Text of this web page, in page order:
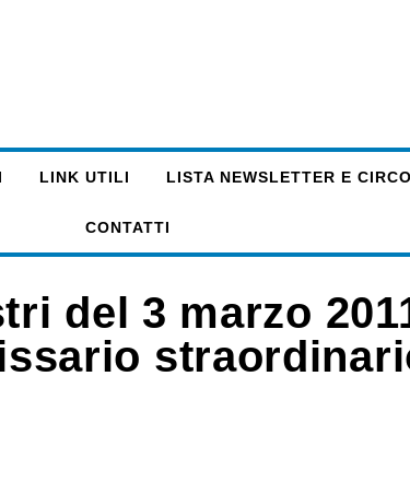
LINK UTILI LISTA NEWSLETTER E
CONTATTI
del 3 marzo